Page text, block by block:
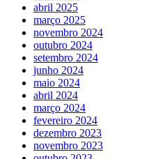
abril 2025
março 2025
novembro 2024
outubro 2024
setembro 2024
junho 2024
maio 2024
abril 2024
março 2024
fevereiro 2024
dezembro 2023
novembro 2023